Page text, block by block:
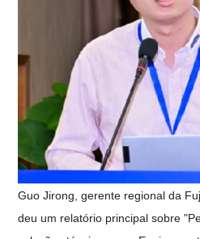
Guo Jirong, gerente regional da
deu um relatório principal sobre